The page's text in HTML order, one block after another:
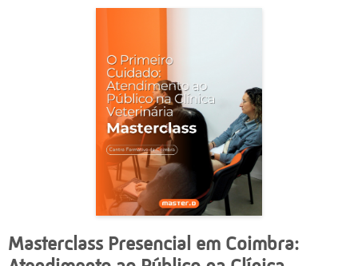
Masterclass Presencial em Coimbra: